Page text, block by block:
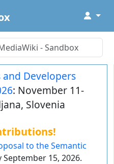
↓
and Developers
: November 11-
Slovenia
to the Semantic
15, 2026.